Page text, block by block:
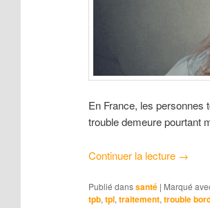
En France, les personnes
trouble demeure pourtant
Continuer la lecture →
Publié dans santé | Marqué
tpb, tpl, traitement, trouble